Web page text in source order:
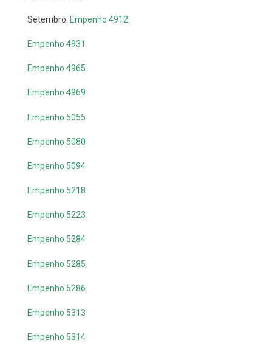
Setembro: Empenho 4912
Empenho 4931
Empenho 4965
Empenho 4969
Empenho 5055
Empenho 5080
Empenho 5094
Empenho 5218
Empenho 5223
Empenho 5284
Empenho 5285
Empenho 5286
Empenho 5313
Empenho 5314